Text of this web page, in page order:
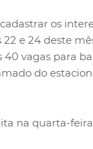
os
e 24 deste
vagas para
do
na quarta-